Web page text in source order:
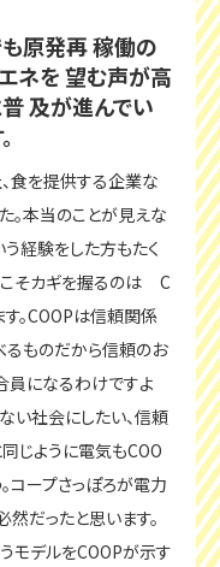
原発再 稼働の
ネを 望む声が高
普 及が進んでい
食を提供する企業な
。本当のことが見えな
経験をした方もたく
こそカギを握るのは C
。COOPは信頼関係
るものだから信頼のお
員になるわけですよ
い社会にしたい、信頼
じように電気もCOO
コープさっぽろが電力
だったと思います。
モデルをCOOPが示す